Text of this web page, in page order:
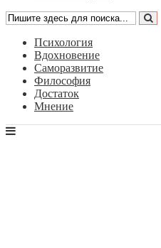
Психология
Вдохновение
Саморазвитие
Философия
Достаток
Мнение